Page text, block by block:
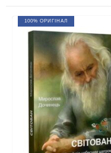
100% ОРИГІНАЛ